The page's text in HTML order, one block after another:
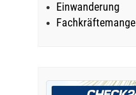
Einwanderung
Fachkräftemangel